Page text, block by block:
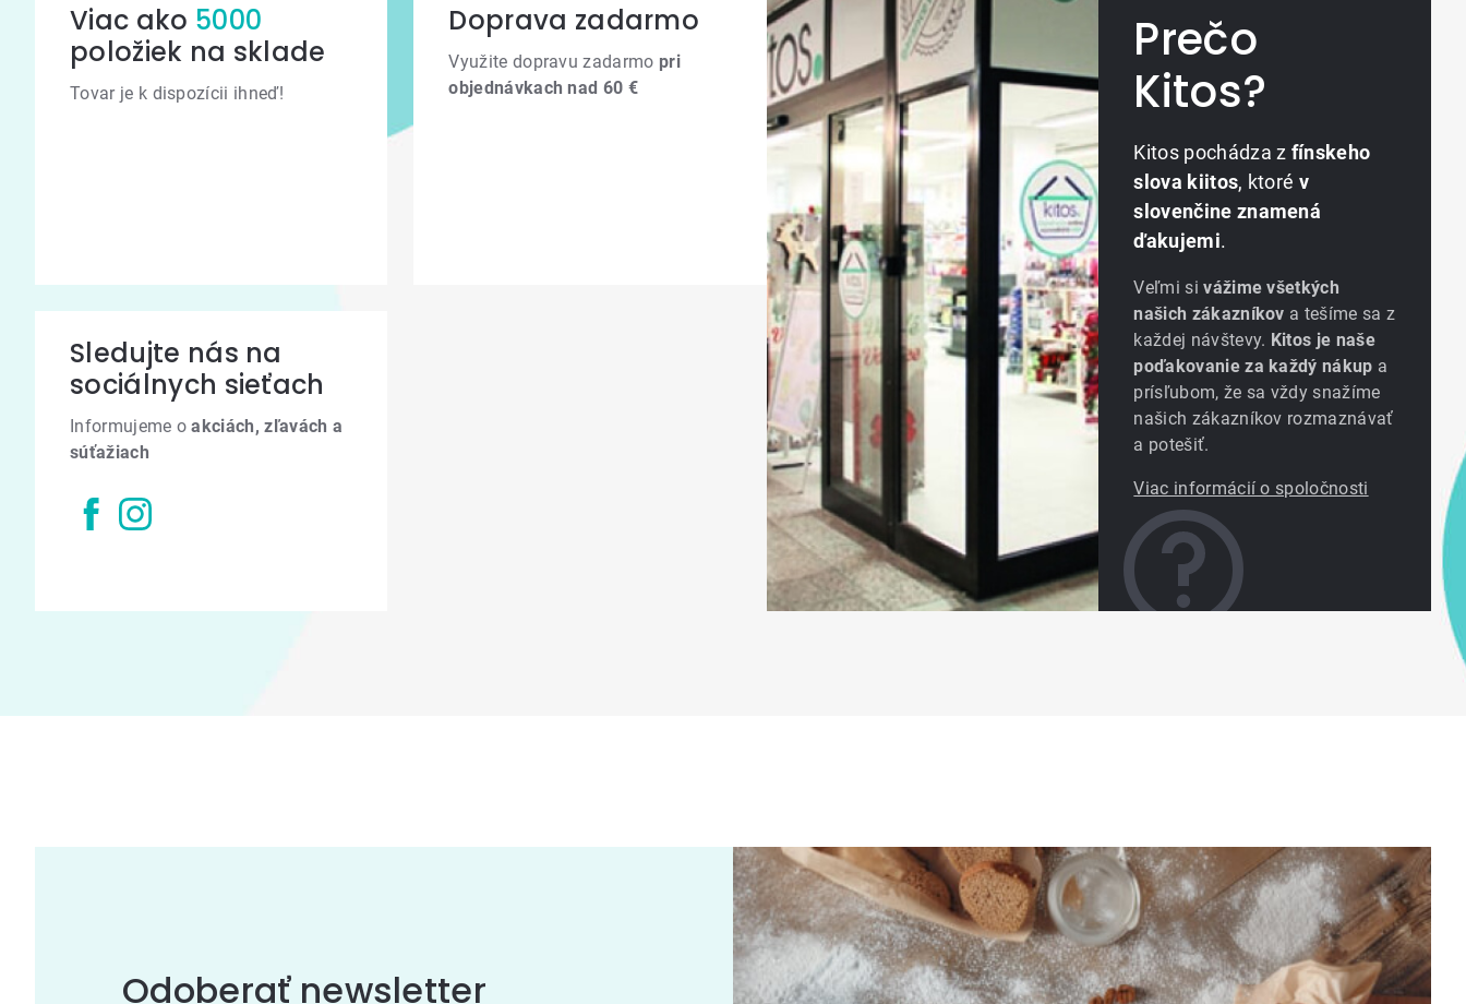
Viac ako 5000
položiek na sklade
Tovar je k dispozícii ihneď!
Doprava zadarmo
Využite dopravu zadarmo pri
objednávkach nad 60 €
Sledujte nás na
sociálnych sieťach
Informujeme oakciách, zľavách a
súťažiach
Prečo
Kitos?
Kitos pochádza z fínskeho
slova kiitos, ktoré v
slovenčine znamená
ďakujemi.
Veľmi sivážime všetkých
našich zákazníkov a tešíme sa z
každej návštevy. Kitos je naše
poďakovanie za každý nákup a
prísľubom, že sa vždy snažíme
našich zákazníkov rozmaznávať
a potešiť.
Viac informácií o spoločnosti
Odoberať newsletter